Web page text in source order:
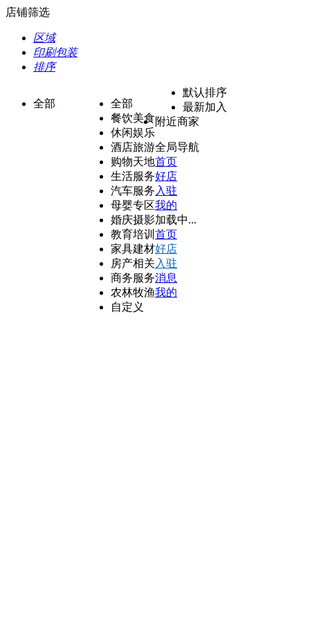
店铺筛选
区域
印刷包装
排序
全部
全部
餐饮美食
休闲娱乐
酒店旅游
购物天地
生活服务
汽车服务
母婴专区
婚庆摄影
教育培训
家具建材
房产相关
商务服务
农林牧渔
自定义
默认排序
最新加入
附近商家
全局导航
首页
好店
入驻
我的
加载中...
首页
好店
入驻
消息
我的